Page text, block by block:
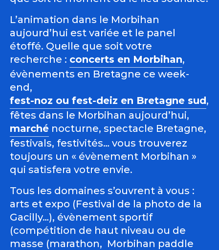
L’animation dans le Morbihan
aujourd’hui est variée et le panel
étoffé. Quelle que soit votre
recherche : concerts en Morbihan,
évènements en Bretagne ce week-
end,
fest-noz ou fest-deiz en Bretagne sud,
fêtes dans le Morbihan aujourd’hui,
marché nocturne, spectacle Bretagne,
festivals, festivités… vous trouverez
toujours un « évènement Morbihan »
qui satisfera votre envie.
Tous les domaines s’ouvrent à vous :
arts et expo (Festival de la photo de la
Gacilly…), évènement sportif
(compétition de haut niveau ou de
masse (marathon, Morbihan paddle